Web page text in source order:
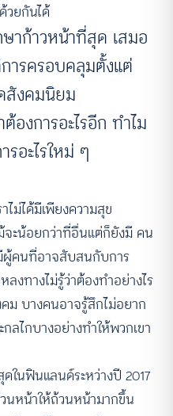
วยกันได้
าก้าวหน้าที่สุด เสมอ
ารครอบคลุมตั้งแต่
สังคมนิยม
องการอะไรอีก ทำไม
อะไรใหม่ ๆ
ไม่ได้มีเพียงความสุข
ะน้อยกว่าที่อื่นแต่ก็ยังมี คน
ผู้คนที่อาจสับสนกับการ
งทางไม่รู้ว่าต้องทำอย่างไร
บางคนอาจรู้สึกไม่อยาก
ลไกบางอย่างทำให้พวกเขา
นฟินแลนด์ระหว่างปี 2017
นหน้าให้ถ้วนหน้ามากขึ้น